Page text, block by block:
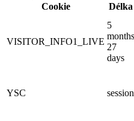
Cookie
Délka
VISITOR_INFO1_LIVE
5
months
27
days
YSC session